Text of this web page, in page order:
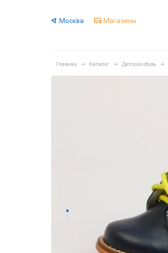
Москва Магазины
Главная Каталог Детская обувь